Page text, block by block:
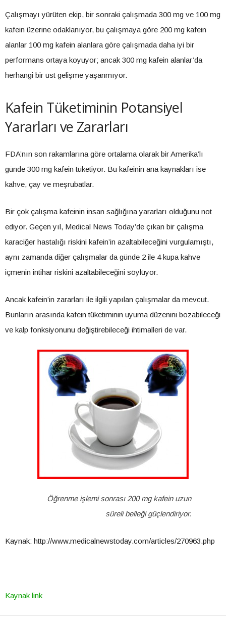
Çalışmayı yürüten ekip, bir sonraki çalışmada 300 mg ve 100 mg
kafein üzerine odaklanıyor, bu çalışmaya göre 200 mg kafein
alanlar 100 mg kafein alanlara göre çalışmada daha iyi bir
performans ortaya koyuyor; ancak 300 mg kafein alanlar’da
herhangi bir üst gelişme yaşanmıyor.
Kafein Tüketiminin Potansiyel
Yararları ve Zararları
FDA’nın son rakamlarına göre ortalama olarak bir Amerika’lı
günde 300 mg kafein tüketiyor. Bu kafeinin ana kaynakları ise
kahve, çay ve meşrubatlar.
Bir çok çalışma kafeinin insan sağlığına yararları olduğunu not
ediyor. Geçen yıl, Medical News Today’de çıkan bir çalışma
karaciğer hastalığı riskini kafein’in azaltabileceğini vurgulamıştı,
aynı zamanda diğer çalışmalar da günde 2 ile 4 kupa kahve
içmenin intihar riskini azaltabileceğini söylüyor.
Ancak kafein’in zararları ile ilgili yapılan çalışmalar da mevcut.
Bunların arasında kafein tüketiminin uyuma düzenini bozabileceği
ve kalp fonksiyonunu değiştirebileceği ihtimalleri de var.
Öğrenme işlemi sonrası 200 mg kafein uzun
süreli belleği güçlendiriyor.
Kaynak: http://www.medicalnewstoday.com/articles/270963.php
Kaynak link